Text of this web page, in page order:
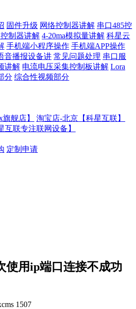
固件升级 网络控制器讲解 串口485控
制器讲解 4-20ma模拟量讲解 科星云
手机端小程序操作 手机端APP操作
音播报设备讲 常见问题处理 串口服
讲解 电流电压采集控制板讲解 Lora
分 综合性视频部分
舰店】
淘宝店-北京【科星互联】
互联专注联网设备】
定制申请
使用ip端口连接不成功
1507